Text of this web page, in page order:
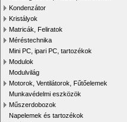
Kondenzátor
Kristályok
Matricák, Feliratok
Méréstechnika
Mini PC, ipari PC, tartozékok
Modulok
Modulvilág
Motorok, Ventilátorok, Fűtőelemek
Munkavédelmi eszközök
Műszerdobozok
Napelemek és tartozékok